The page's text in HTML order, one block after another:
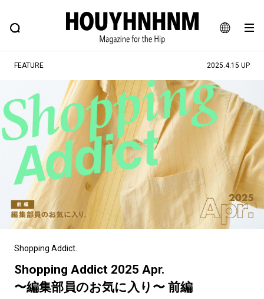
JA
EN
FEATURE BLOG SNAP
ヒップなファッション、カルチャー、ライフスタイルWEBマガジン
#注目のタグ
#SHOPPING ADDICT #憧れの逸品
#ESSENTIAL DESIGNS #古着サミット
#NEW VINTAGE #マイナーグッド図鑑
#路地裏てぃーん。 #MONTHLY JOURNAL
#GH 銘品の所以 #フイナムのYouTube
#Commune H #FOCUS IT #AH.H
#ととけん
#LIFESTYLE #SNEAKER
#SPORTS #HANDSOME HANDBOOK
FEATURE 2025.4.15 UP
Shopping Addict.
Shopping Addict 2025 Apr.
〜編集部員のお気に入り〜 前編
鈴木悠介
常重直也
竹田崇真
安田天音